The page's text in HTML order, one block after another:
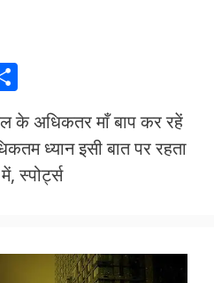
h
ar
e
के अधिकतर माँ बाप कर रहें
ध्यान इसी बात पर रहता
स्पोर्ट्स